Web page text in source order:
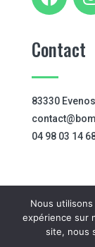
Contact
83330
04 98 03 14
Nous
expérience sur
site, nous